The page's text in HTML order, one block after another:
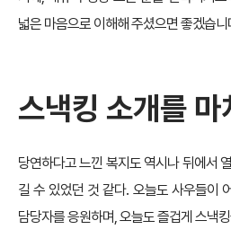
넓은 마음으로 이해해 주셨으면 좋겠습
스낵킹 소개를 마
당연하다고 느낀 복지도 역시나 뒤에서
길 수 있었던 것 같다. 오늘도 사우들이
담당자를 응원하며, 오늘도 즐겁게 스낵